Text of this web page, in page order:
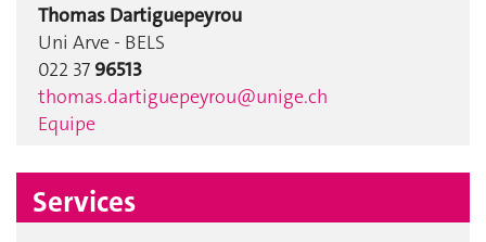
Thomas Dartiguepeyrou
Uni Arve - BELS
022 37 96513
thomas.dartiguepeyrou@unige.ch
Equipe
Services